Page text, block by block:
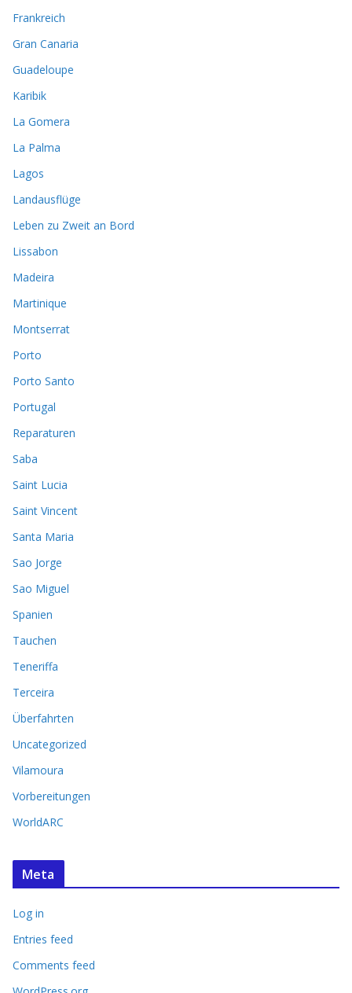
Frankreich
Gran Canaria
Guadeloupe
Karibik
La Gomera
La Palma
Lagos
Landausflüge
Leben zu Zweit an Bord
Lissabon
Madeira
Martinique
Montserrat
Porto
Porto Santo
Portugal
Reparaturen
Saba
Saint Lucia
Saint Vincent
Santa Maria
Sao Jorge
Sao Miguel
Spanien
Tauchen
Teneriffa
Terceira
Überfahrten
Uncategorized
Vilamoura
Vorbereitungen
WorldARC
Meta
Log in
Entries feed
Comments feed